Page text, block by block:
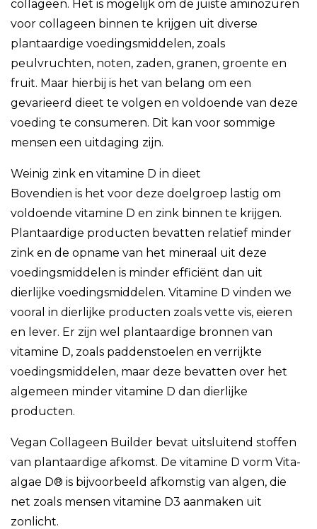
collageen. Het is mogelijk om de juiste aminozuren
voor collageen binnen te krijgen uit diverse
plantaardige voedingsmiddelen, zoals
peulvruchten, noten, zaden, granen, groente en
fruit. Maar hierbij is het van belang om een
gevarieerd dieet te volgen en voldoende van deze
voeding te consumeren. Dit kan voor sommige
mensen een uitdaging zijn.
Weinig zink en vitamine D in dieet
Bovendien is het voor deze doelgroep lastig om
voldoende vitamine D en zink binnen te krijgen.
Plantaardige producten bevatten relatief minder
zink en de opname van het mineraal uit deze
voedingsmiddelen is minder efficiënt dan uit
dierlijke voedingsmiddelen. Vitamine D vinden we
vooral in dierlijke producten zoals vette vis, eieren
en lever. Er zijn wel plantaardige bronnen van
vitamine D, zoals paddenstoelen en verrijkte
voedingsmiddelen, maar deze bevatten over het
algemeen minder vitamine D dan dierlijke
producten.
Vegan Collageen Builder bevat uitsluitend stoffen
van plantaardige afkomst. De vitamine D vorm Vita-
algae D® is bijvoorbeeld afkomstig van algen, die
net zoals mensen vitamine D3 aanmaken uit
zonlicht.